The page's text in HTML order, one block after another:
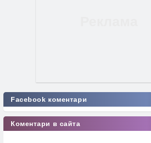
Facebook коментари
Коментари в сайта